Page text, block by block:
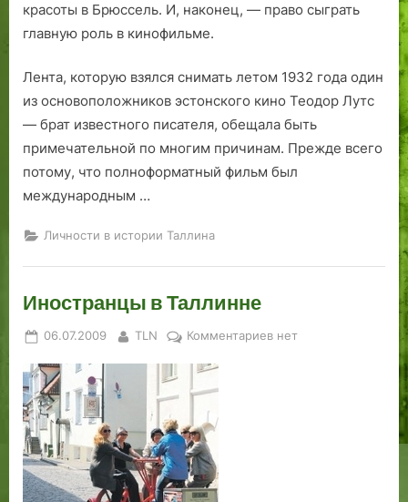
красоты в Брюссель. И, наконец, — право сыграть
главную роль в кинофильме.
Лента, которую взялся снимать летом 1932 года один
из основоположников эстонского кино Теодор Лутс
— брат известного писателя, обещала быть
примечательной по многим причинам. Прежде всего
потому, что полноформатный фильм был
международным …
Личности в истории Таллина
Иностранцы в Таллинне
Posted
06.07.2009 By
TLN Комментариевкнет